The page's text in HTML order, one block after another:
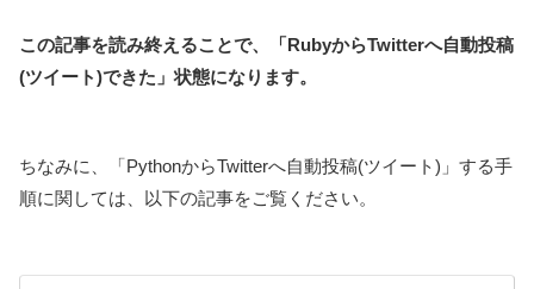
この記事を読み終えることで、「RubyからTwitterへ自動投稿
(ツイート)できた」状態になります。
ちなみに、「PythonからTwitterへ自動投稿(ツイート)」する手
順に関しては、以下の記事をご覧ください。